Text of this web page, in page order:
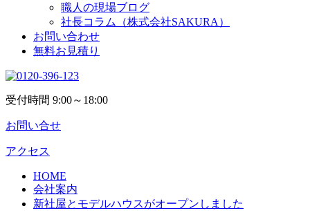
職人の現場ブログ
社長コラム
（株式会社SAKURA）
お問い合わせ
無料お見積り
受付時間 9:00～18:00
お問い合せ
アクセス
HOME
会社案内
新社屋とモデルハウスがオープンしました